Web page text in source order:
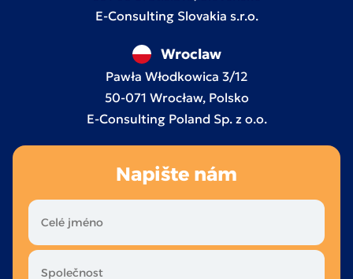
E-Consulting Slovakia s.r.o.
Wroclaw
Pawła Włodkowica 3/12
50-071 Wrocław, Polsko
E-Consulting Poland Sp. z o.o.
Napište nám